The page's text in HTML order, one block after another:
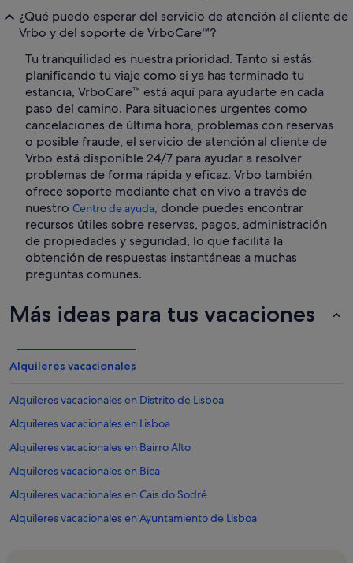
¿Qué puedo esperar del servicio de atención al cliente de
Vrbo y del soporte de VrboCare™?
Tu tranquilidad es nuestra prioridad. Tanto si estás
planificando tu viaje como si ya has terminado tu
estancia, VrboCare™ está aquí para ayudarte en cada
paso del camino. Para situaciones urgentes como
cancelaciones de última hora, problemas con reservas
o posible fraude, el servicio de atención al cliente de
Vrbo está disponible 24/7 para ayudar a resolver
problemas de forma rápida y eficaz. Vrbo también
ofrece soporte mediante chat en vivo a través de
nuestro Centro de ayuda, donde puedes encontrar
recursos útiles sobre reservas, pagos, administración
de propiedades y seguridad, lo que facilita la
obtención de respuestas instantáneas a muchas
preguntas comunes.
Más ideas para tus vacaciones
Alquileres vacacionales
Alquileres vacacionales en Distrito de Lisboa
Alquileres vacacionales en Lisboa
Alquileres vacacionales en Bairro Alto
Alquileres vacacionales en Bica
Alquileres vacacionales en Cais do Sodré
Alquileres vacacionales en Ayuntamiento de Lisboa